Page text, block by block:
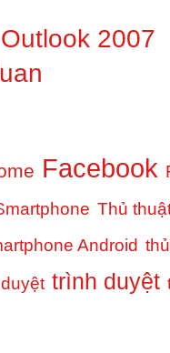
2007
Facebook
Thủ
Android
trình duyệt